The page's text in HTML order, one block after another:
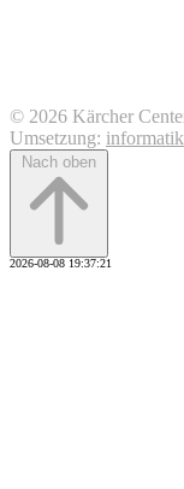
© 2026 Kärcher
Umsetzung:
Nach oben
2026-08-08 19:37:21